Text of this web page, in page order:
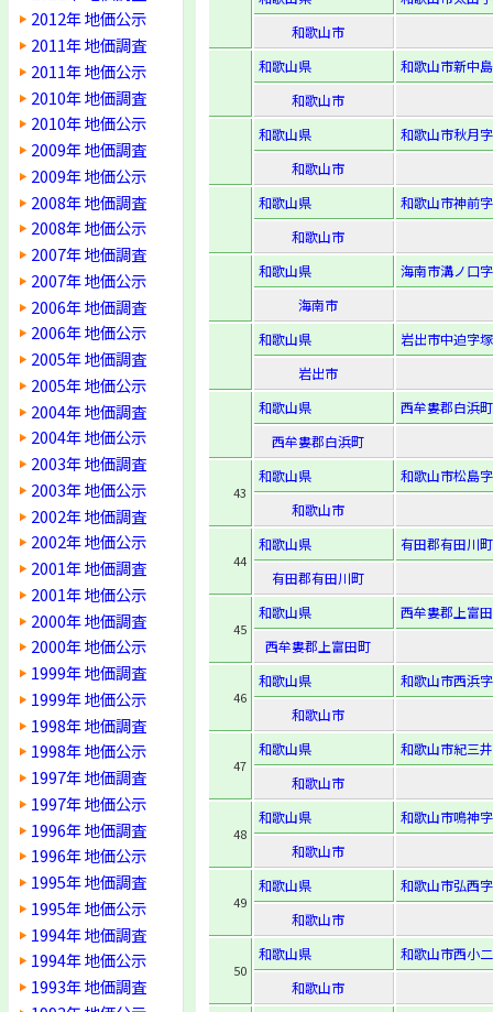
2012年 地価公示
2011年 地価調査
2011年 地価公示
2010年 地価調査
2010年 地価公示
2009年 地価調査
2009年 地価公示
2008年 地価調査
2008年 地価公示
2007年 地価調査
2007年 地価公示
2006年 地価調査
2006年 地価公示
2005年 地価調査
2005年 地価公示
2004年 地価調査
2004年 地価公示
2003年 地価調査
2003年 地価公示
2002年 地価調査
2002年 地価公示
2001年 地価調査
2001年 地価公示
2000年 地価調査
2000年 地価公示
1999年 地価調査
1999年 地価公示
1998年 地価調査
1998年 地価公示
1997年 地価調査
1997年 地価公示
1996年 地価調査
1996年 地価公示
1995年 地価調査
1995年 地価公示
1994年 地価調査
1994年 地価公示
1993年 地価調査
和歌山市
和歌山県
和歌山市新中
和歌山市
和歌山県
和歌山市秋月
和歌山市
和歌山県
和歌山市神前
和歌山市
和歌山県
海南市溝ノ口
海南市
和歌山県
岩出市中迫字
岩出市
和歌山県
西牟婁郡白浜
西牟婁郡白浜町
43
和歌山県
和歌山市松島
和歌山市
44
和歌山県
有田郡有田川
有田郡有田川町
45
和歌山県
西牟婁郡上富
西牟婁郡上富田町
46
和歌山県
和歌山市西浜
和歌山市
47
和歌山県
和歌山市紀三
和歌山市
48
和歌山県
和歌山市鳴神
和歌山市
49
和歌山県
和歌山市弘西
和歌山市
50
和歌山県
和歌山市西小
和歌山市